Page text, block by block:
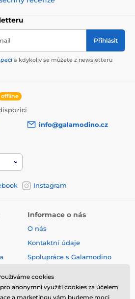
Přihlásit
a kdykoliv se můžete z newsletteru
offline
info@galamodino.cz
Instagram
Informace o nás
O nás
Kontaktní údaje
Spolupráce s Galamodino
údajů
cookies
anonymní využití cookies za účelem
a marketingu vám budeme moci